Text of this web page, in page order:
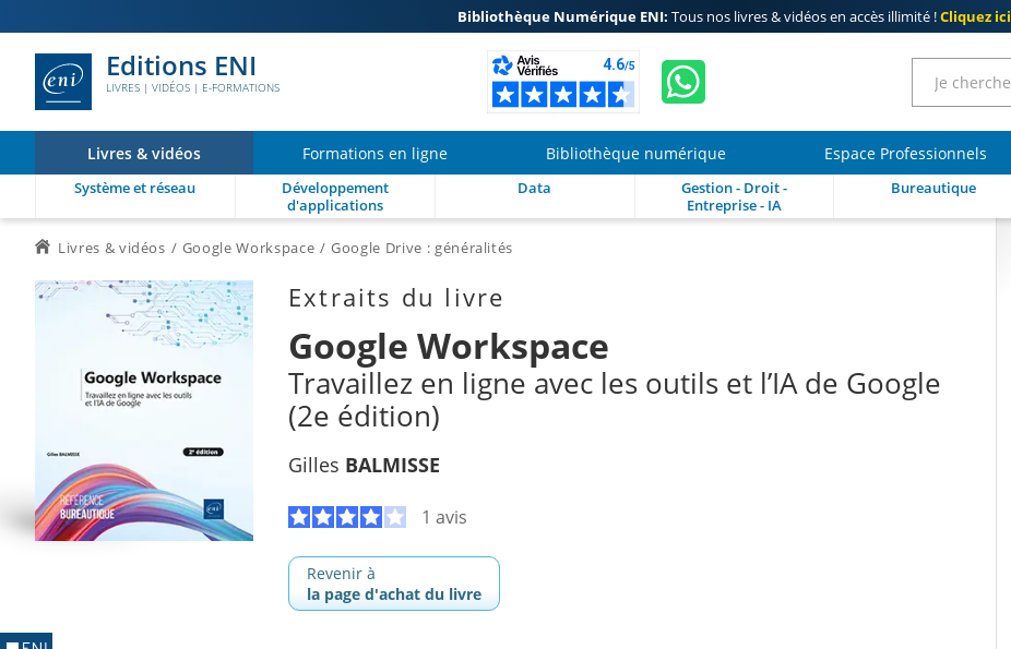
Bibliothèque Numérique ENI: Tous nos livres & vidéos en accès illimité !Cliquez ici
Editions ENI
LIVRES | VIDÉOS | E-FORMATIONS
Livres & vidéos Formations en ligne Bibliothèque numérique Espace Professionnels
Système et réseau
Développement
d'applications
Data
Gestion - Droit -
Entreprise - IA
Bureautique
Livres & vidéos Google Workspace Google Drive : généralités
Extraits du livre
Google Workspace
Travaillez en ligne avec les outils et l’IA de Google
(2e édition)
Gilles BALMISSE
1 avis
Revenir à
la page d'achat du livre